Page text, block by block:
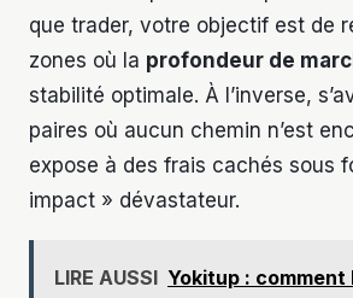
que trader, votre objectif est de
zones où la profondeur de
stabilité optimale. À l’inverse,
paires où aucun chemin n’est
expose à des frais cachés sous
impact » dévastateur.
LIRE AUSSI Yokitup :